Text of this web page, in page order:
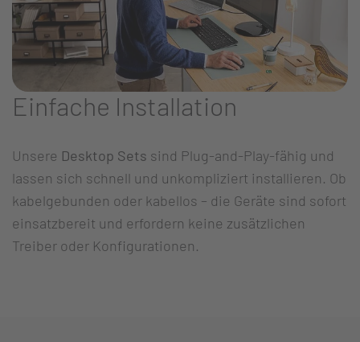
Einfache Installation
Unsere Desktop Sets sind Plug-and-Play-fähig und
lassen sich schnell und unkompliziert installieren. Ob
kabelgebunden oder kabellos – die Geräte sind sofort
einsatzbereit und erfordern keine zusätzlichen
Treiber oder Konfigurationen.